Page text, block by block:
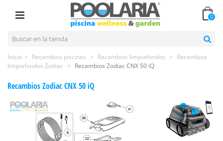
0
Inicio > Recambios piscinas > Recambios limpiafondos > Recambios
limpiafondos Zodiac > Recambios Zodiac CNX 50 iQ
Recambios Zodiac CNX 50 iQ